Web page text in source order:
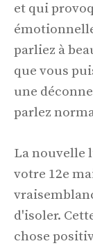
et qui
parliez à
que vous
une
parlez
La nouvelle
votre 12e
d'isoler.
chose